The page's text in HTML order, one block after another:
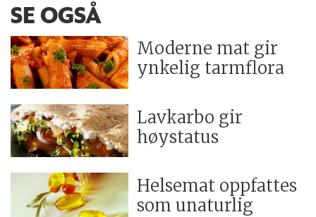
SE OGSÅ
Moderne mat gir
ynkelig tarmflora
Lavkarbo gir
høystatus
Helsemat oppfattes
som unaturlig